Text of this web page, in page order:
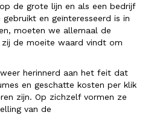
de grote lijn en als een bedrijf
en geïnteresseerd is in
moeten we allemaal de
zij de moeite waard vindt om
herinnerd aan het feit dat
en geschatte kosten per klik
zijn. Op zichzelf vormen ze
van de